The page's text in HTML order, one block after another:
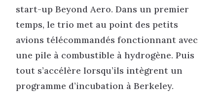
start-up Beyond Aero. Dans un premier
temps, le trio met au point des petits
avions télécommandés fonctionnant avec
une pile à combustible à hydrogène. Puis
tout s’accélère lorsqu’ils intègrent un
programme d’incubation à Berkeley.